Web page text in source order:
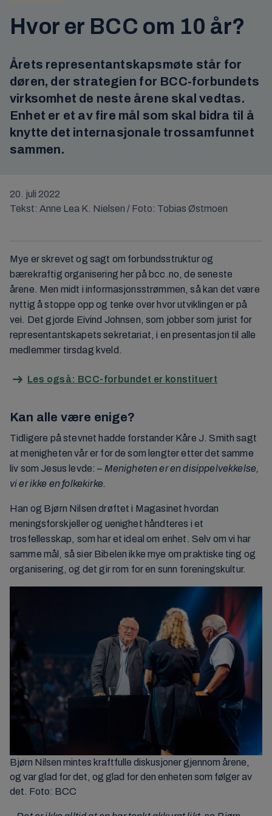
Hvor er BCC om 10 år?
Årets representantskapsmøte står for
døren, der strategien for BCC-forbundets
virksomhet de neste årene skal vedtas.
Enhet er et av fire mål som skal bidra til å
knytte det internasjonale trossamfunnet
sammen.
20. juli 2022
Tekst: Anne Lea K. Nielsen / Foto: Tobias Østmoen
Mye er skrevet og sagt om forbundsstruktur og
bærekraftig organisering her på bcc.no, de seneste
årene. Men midt i informasjonsstrømmen, så kan det være
nyttig å stoppe opp og tenke over hvor utviklingen er på
vei. Det gjorde Eivind Johnsen, som jobber som jurist for
representantskapets sekretariat, i en presentasjon til alle
medlemmer tirsdag kveld.
Les også: BCC-forbundet er konstituert
Kan alle være enige?
Tidligere på stevnet hadde forstander Kåre J. Smith sagt
at menigheten vår er for de som lengter etter det samme
liv som Jesus levde: – Menigheten er en disippelvekkelse,
vi er ikke en folkekirke.
Han og Bjørn Nilsen drøftet i Magasinet hvordan
meningsforskjeller og uenighet håndteres i et
trosfellesskap, som har et ideal om enhet. Selv om vi har
samme mål, så sier Bibelen ikke mye om praktiske ting og
organisering, og det gir rom for en sunn foreningskultur.
Bjørn Nilsen mintes kraftfulle diskusjoner gjennom årene,
og var glad for det, og glad for den enheten som følger av
det. Foto: BCC